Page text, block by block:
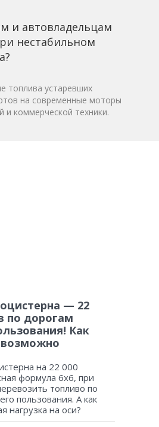
и автовладельцам
нестабильном
топлива устаревших
на современные моторы
и коммерческой техники.
— 22
по дорогам
Как
возможно
на 22 000
формула 6х6, при
топливо по
пользования. А как
нагрузка на оси?